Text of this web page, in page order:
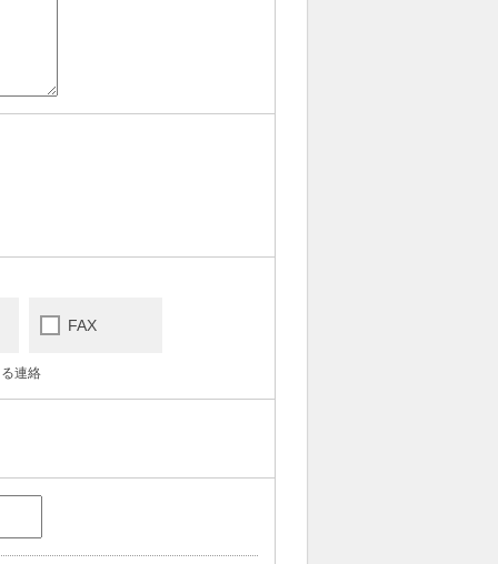
FAX
連絡